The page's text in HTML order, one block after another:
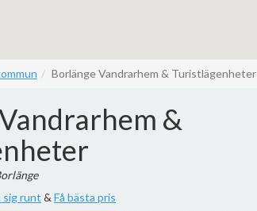
Borlänge Vandrarhem & Turistlägenheter
&
sig runt & Få bästa pris